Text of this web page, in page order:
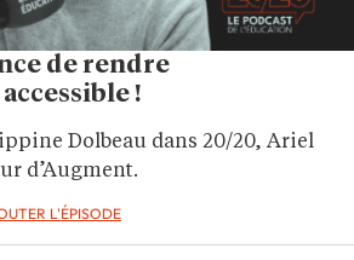
de rendre
accessible !
Dolbeau dans 20/20, Ariel
d’Augment.
L'ÉPISODE